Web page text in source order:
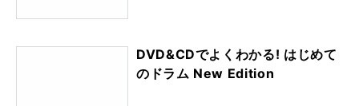
DVD&CDでよくわかる! はじめて
のドラム New Edition